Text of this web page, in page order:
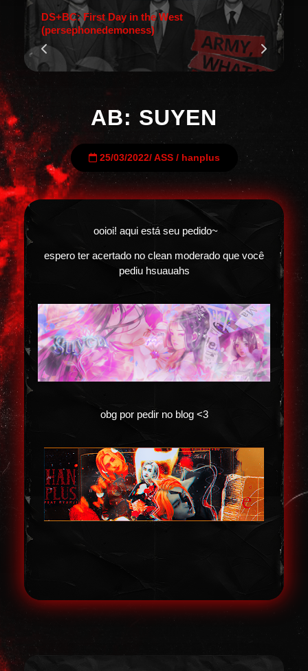
DS+BC: First Day in the West
(persephonedemoness)
AB: SUYEN
25/03/2022/ ASS/ hanplus
ooioi! aqui está seu pedido~
espero ter acertado no clean moderado que você
pediu hsuauahs
obg por pedir no blog <3